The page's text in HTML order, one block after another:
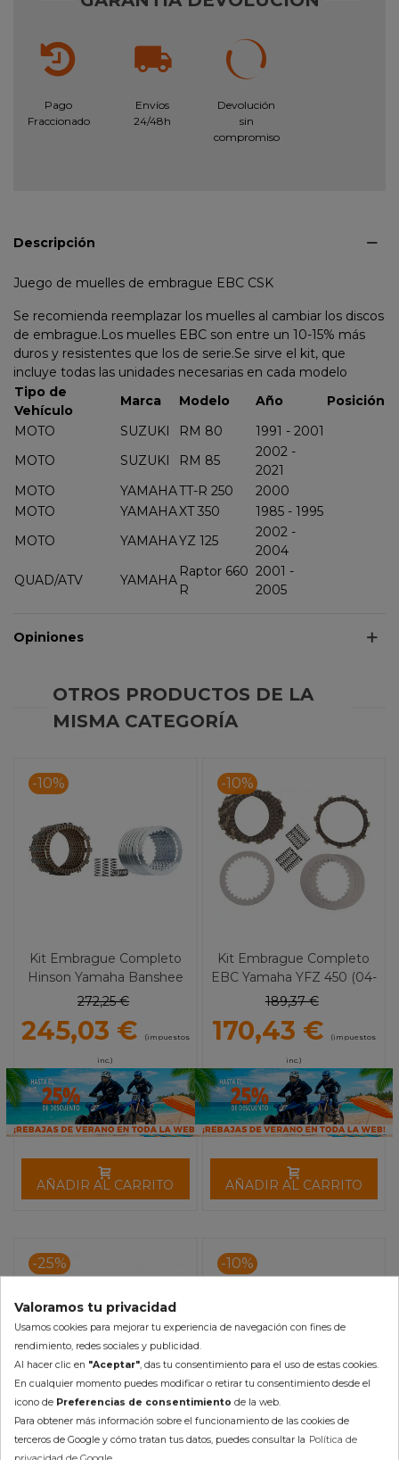
Pago
Fraccionado
Envíos
24/48h
Devolución
sin
compromiso
Descripción
Juego de muelles de embrague EBC CSK
Se recomienda reemplazar los muelles al cambiar los discos
de embrague.Los muelles EBC son entre un 10-15% más
duros y resistentes que los de serie.Se sirve el kit, que
incluye todas las unidades necesarias en cada modelo
Tipo de
Vehículo
Marca Modelo Año
Posición
MOTO
SUZUKI RM 80
1991 - 2001
MOTO
SUZUKI RM 85
2002 -
2021
MOTO
YAMAHATT-R 250
2000
MOTO
YAMAHAXT 350
1985 - 1995
MOTO
YAMAHAYZ 125
2002 -
2004
QUAD/ATV
YAMAHA
Raptor 660
R
2001 -
2005
Opiniones
OTROS PRODUCTOS DE LA
MISMA CATEGORÍA
-10%
Kit Embrague Completo
Hinson Yamaha Banshee
350
272,25 €
245,03 € (impuestos
inc.)
AÑADIR AL CARRITO
-10%
Kit Embrague Completo
EBC Yamaha YFZ 450 (04-
06) DRC
189,37 €
170,43 € (impuestos
inc.)
AÑADIR AL CARRITO
-25%
Discos de Embrague EBC
-10%
Muelles Embrague EBC
Valoramos tu privacidad
Usamos cookies para mejorar tu experiencia de navegación con fines de
rendimiento, redes sociales y publicidad.
Al hacer clic en "Aceptar", das tu consentimiento para el uso de estas cookies.
En cualquier momento puedes modificar o retirar tu consentimiento desde el
icono de Preferencias de consentimiento de la web.
Para obtener más información sobre el funcionamiento de las cookies de
terceros de Google y cómo tratan tus datos, puedes consultar la Política de